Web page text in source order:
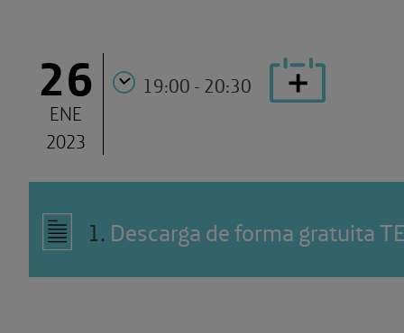
26
ENE
2023
19:00 - 20:30
1. Descarga de forma gratuita